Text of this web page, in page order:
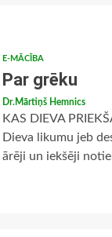
E-MĀCĪBA
Par grēku
Dr.Mārtiņš Hemnics
KAS DIEVA
Dieva likumu jeb
ārēji un iekšēji